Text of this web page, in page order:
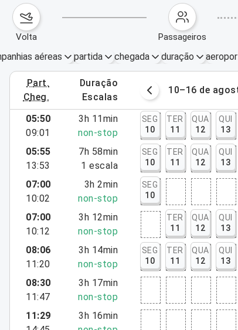
volta passageiros
aéreas partida chegada duração
part.
cheg.
duração
escalas
3–9 de agosto de 2026 10–16 de
05:50
09:01
3h 11min
non-stop
SEG
10
TER
11
QUA
12
QUI
13
05:55
13:53
7h 58min
1 escala
SEG
10
TER
11
QUA
12
QUI
13
07:00
10:02
3h 2min
non-stop
SEG
10
07:00
10:12
3h 12min
non-stop
TER
11
QUA
12
QUI
13
08:06
11:20
3h 14min
non-stop
SEG
10
TER
11
QUA
12
QUI
13
08:30
11:47
3h 17min
non-stop
11:29
3h 16min